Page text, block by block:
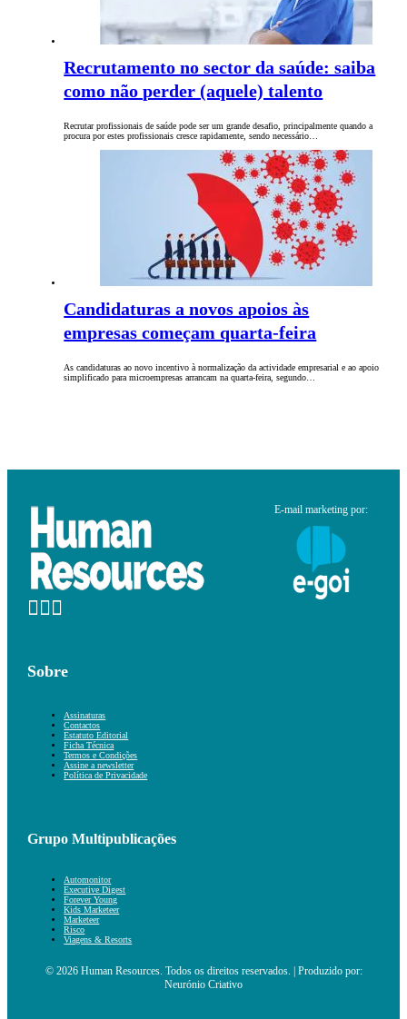
Recrutamento no sector da saúde: saiba
como não perder (aquele) talento
Recrutar profissionais de saúde pode ser um grande desafio, principalmente quando a
procura por estes profissionais cresce rapidamente, sendo necessário…
Candidaturas a novos apoios às
empresas começam quarta-feira
As candidaturas ao novo incentivo à normalização da actividade empresarial e ao apoio
simplificado para microempresas arrancam na quarta-feira, segundo…
E-mail marketing por:
Sobre
Assinaturas
Contactos
Estatuto Editorial
Ficha Técnica
Termos e Condições
Assine a newsletter
Política de Privacidade
Grupo Multipublicações
Automonitor
Executive Digest
Forever Young
Kids Marketeer
Marketeer
Risco
Viagens & Resorts
© 2026 Human Resources. Todos os direitos reservados. | Produzido por:
Neurónio Criativo